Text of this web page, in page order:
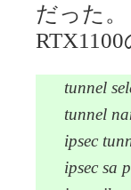
だった。
tunnel
tunnel
ipsec
ipsec sa